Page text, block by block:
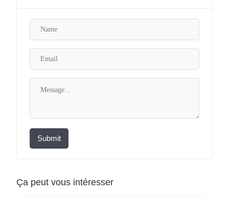
Submit
Ça peut vous intéresser